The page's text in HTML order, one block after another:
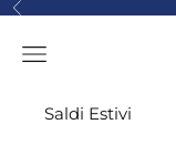
Vai al contenuto
Precedente
Menù
Saldi Estivi